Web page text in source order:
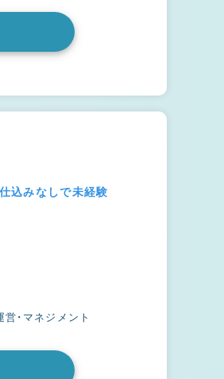
込みなしで未経験
営・マネジメント